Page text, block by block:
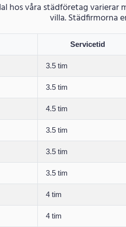
hos våra städföretag varierar
villa. Städfirmorna
Servicetid
3.5 tim
3.5 tim
4.5 tim
3.5 tim
3.5 tim
3.5 tim
4 tim
4 tim